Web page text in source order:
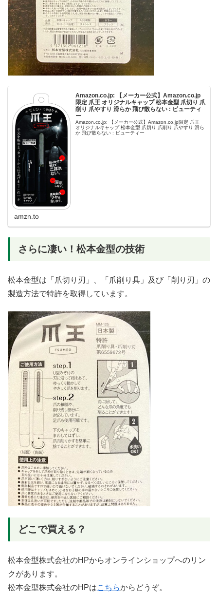
Amazon.co.jp: 【メーカー公式】Amazon.co.jp
限定 爪王 オリジナルキャップ 松本金型 爪切り 爪
削り 爪やすり 滑らか 飛び散らない : ビューティ
ー
Amazon.co.jp: 【メーカー公式】Amazon.co.jp限定 爪王
オリジナルキャップ 松本金型 爪切り 爪削り 爪やすり 滑ら
か 飛び散らない : ビューティー
amzn.to
さらに凄い！松本金型の技術
松本金型は「爪切り刃」、「爪削り具」及び「削り刃」の
製造方法で特許を取得しています。
どこで買える？
松本金型株式会社のHPからオンラインショップへのリン
クがあります。
松本金型株式会社のHPはこちらからどうぞ。